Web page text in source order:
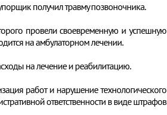
получил травму позвоночника.
провели своевременную и успешную
на амбулаторном лечении.
на лечение и реабилитацию.
работ и нарушение технологического
ответственности в виде штрафов